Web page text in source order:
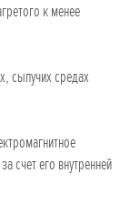
к менее
сыпучих средах
счет его внутренней